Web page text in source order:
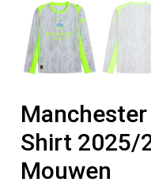
Shirt 2025/
Mouwen